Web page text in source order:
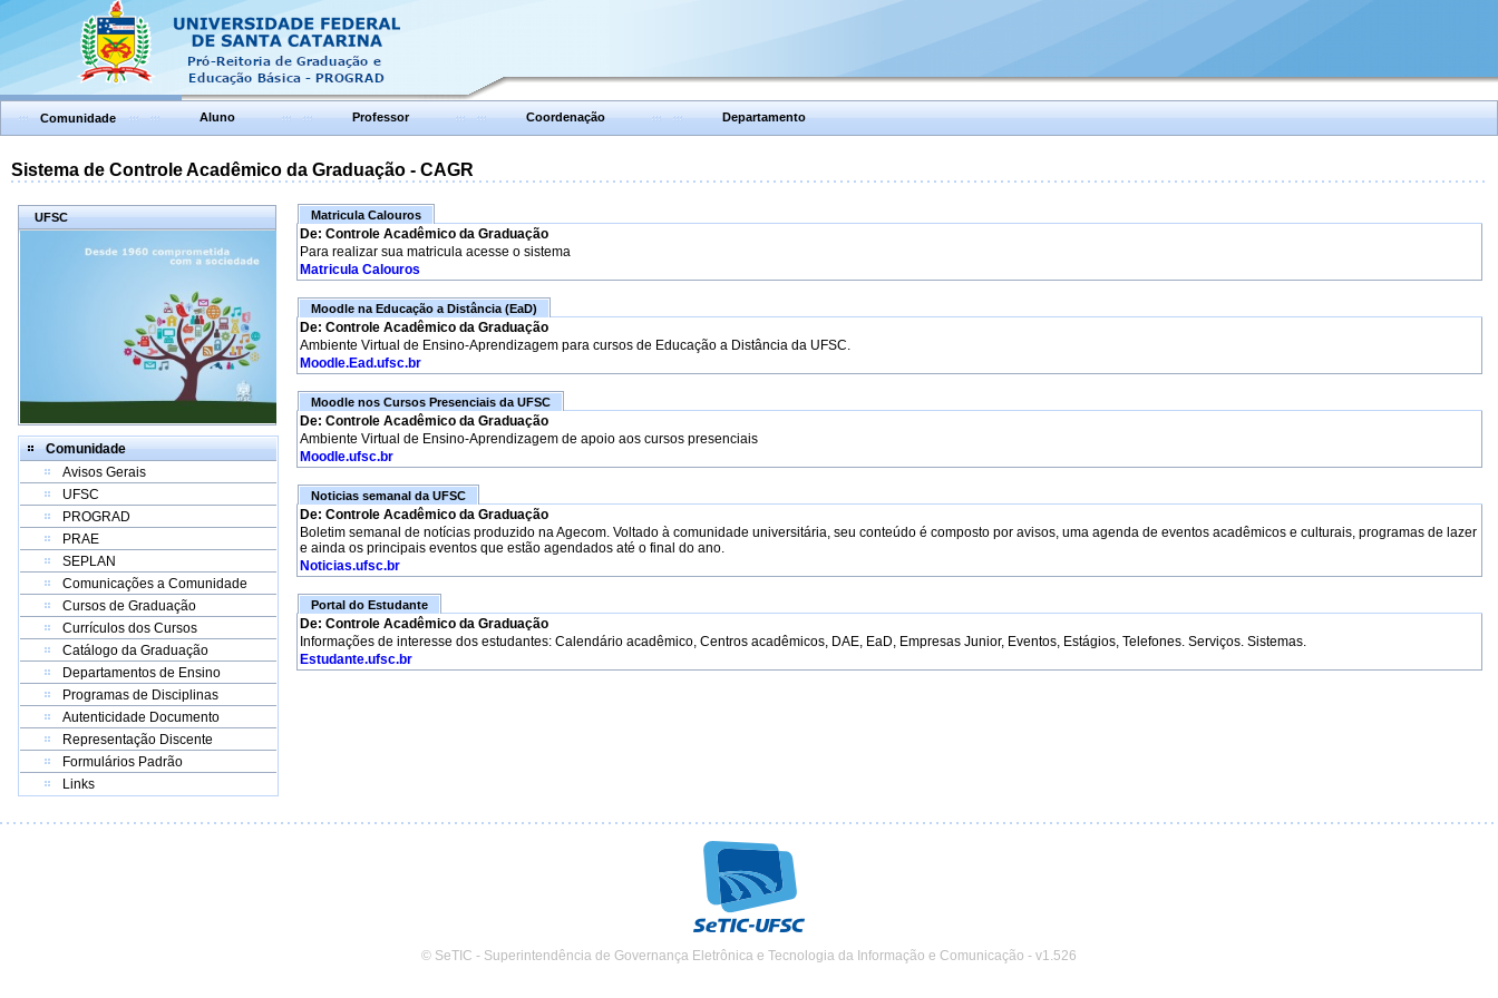
Comunidade Aluno Professor Coordenação Departamento
Sistema de Controle Acadêmico da Graduação - CAGR
UFSC
Comunidade
Avisos Gerais
UFSC
PROGRAD
PRAE
SEPLAN
Comunicações a Comunidade
Cursos de Graduação
Currículos dos Cursos
Catálogo da Graduação
Departamentos de Ensino
Programas de Disciplinas
Autenticidade Documento
Representação Discente
Formulários Padrão
Links
Matricula Calouros
De: Controle Acadêmico da Graduação
Para realizar sua matricula acesse o sistema
Matricula Calouros
Moodle na Educação a Distância (EaD)
De: Controle Acadêmico da Graduação
Ambiente Virtual de Ensino-Aprendizagem para cursos de Educação a Distância da UFSC.
Moodle.Ead.ufsc.br
Moodle nos Cursos Presenciais da UFSC
De: Controle Acadêmico da Graduação
Ambiente Virtual de Ensino-Aprendizagem de apoio aos cursos presenciais
Moodle.ufsc.br
Noticias semanal da UFSC
De: Controle Acadêmico da Graduação
Boletim semanal de notícias produzido na Agecom. Voltado à comunidade universitária, seu conteúdo é composto por avisos, uma agenda de eventos acadêmicos e culturais, programas de lazer
e ainda os principais eventos que estão agendados até o final do ano.
Noticias.ufsc.br
Portal do Estudante
De: Controle Acadêmico da Graduação
Informações de interesse dos estudantes: Calendário acadêmico, Centros acadêmicos, DAE, EaD, Empresas Junior, Eventos, Estágios, Telefones. Serviços. Sistemas.
Estudante.ufsc.br
© SeTIC - Superintendência de Governança Eletrônica e Tecnologia da Informação e Comunicação - v1.526